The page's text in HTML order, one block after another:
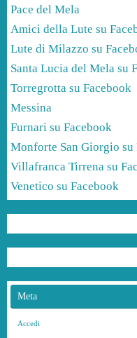
Pace del Mela
Amici della Lute su
Lute di Milazzo su
Santa Lucia del Mela su
Torregrotta su Facebook
Messina
Furnari su Facebook
Monforte San Giorgio su
Villafranca Tirrena su
Venetico su Facebook
Meta
Accedi